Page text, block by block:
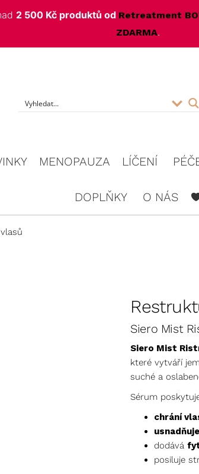
2 500 Kč produktů od Retreatment
ZDARMA.
MENOPAUZA LÍČENÍ
DOPLŇKY O NÁS
Siero Mist
Siero Mist
které vytváří
suché a
Sérum
chrání
dodává
posiluje